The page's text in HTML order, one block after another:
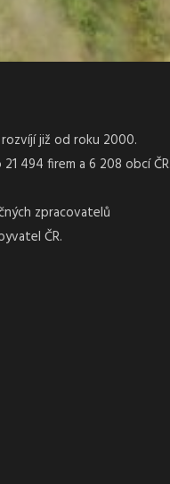
již od roku 2000.
494 firem a 6 208 obcí ČR.
zpracovatelů
ČR.